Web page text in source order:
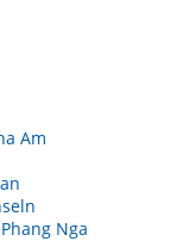
Am
Nga